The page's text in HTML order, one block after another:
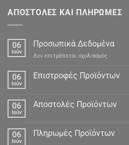
ΑΠΟΣΤΟΛΕΣ ΚΑΙ ΠΛΗΡΩΜΕΣ
06
Ιούν
Προσωπικά Δεδομένα
Δεν επιτρέπεται σχολιασμός
Δεδομένα
06
Ιούν
Επιστροφές Προϊόντων
06
Ιούν
Αποστολές Προϊόντων
06
Ιούν
Πληρωμές Προϊόντων